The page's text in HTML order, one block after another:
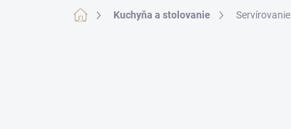
DomovKuchyňa a stolovanie Servírovanie